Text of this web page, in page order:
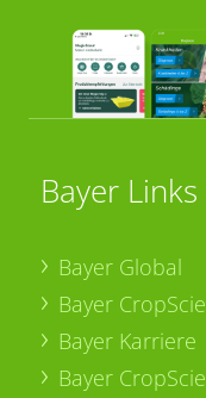
Bayer Links
Bayer Global
Bayer
Bayer Karriere
Bayer